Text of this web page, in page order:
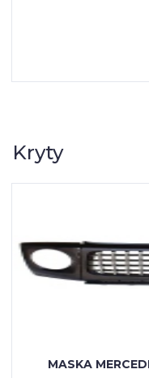
Kryty
CLASS W464 + KRYTY